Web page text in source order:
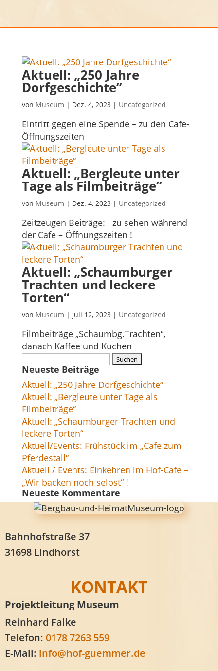
Aktuell: „250 Jahre
Dorfgeschichte“
von Museum | Dez. 4, 2023| Uncategorized
Eintritt gegen eine Spende – zu den Cafe-
Öffnungszeiten
Aktuell: „Bergleute unter
Tage als Filmbeiträge“
von Museum | Dez. 4, 2023| Uncategorized
Zeitzeugen Beiträge: zu sehen während
der Cafe – Öffnungszeiten !
Aktuell: „Schaumburger
Trachten und leckere
Torten“
von Museum | Juli 12, 2023| Uncategorized
Filmbeiträge „Schaumbg.Trachten“,
danach Kaffee und Kuchen
Suchen
nach:
Neueste Beiträge
Aktuell: „250 Jahre Dorfgeschichte“
Aktuell: „Bergleute unter Tage als
Filmbeiträge“
Aktuell: „Schaumburger Trachten und
leckere Torten“
Aktuell/Events: Frühstück im „Cafe zum
Pferdestall“
Aktuell / Events: Einkehren im Hof-Cafe –
„Wir backen noch selbst“ !
Neueste Kommentare
Bahnhofstraße 37
31698 Lindhorst
KONTAKT
Projektleitung Museum
Reinhard Falke
Telefon: 0178 7263 559
E-Mail: info@hof-guemmer.de